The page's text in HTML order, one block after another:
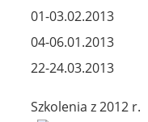
01-03.02.2013
04-06.01.2013
22-24.03.2013
Szkolenia z 2012 r.